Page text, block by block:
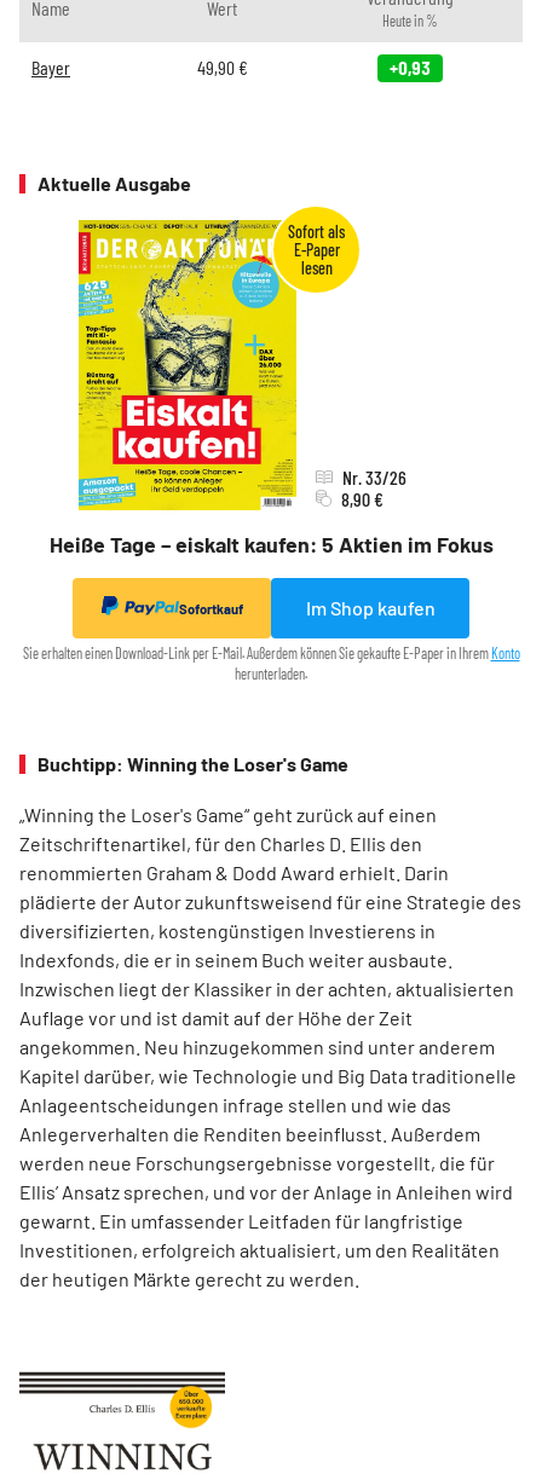
Name Wert
Heute in %
Bayer 49,90€ +0,93
Aktuelle Ausgabe
Heiße Tage – eiskalt kaufen: 5 Aktien im Fokus
Nr. 33/26
8,90 €
Sofortkauf Im Shop kaufen
Sie erhalten einen Download-Link per E-Mail. Außerdem können Sie gekaufte E-Paper in Ihrem Konto
herunterladen.
Buchtipp: Winning the Loser's Game
„Winning the Loser's Game“ geht zurück auf einen
Zeitschriftenartikel, für den Charles D. Ellis den
renommierten Graham & Dodd Award erhielt. Darin
plädierte der Autor zukunftsweisend für eine Strategie des
diversifizierten, kostengünstigen Investierens in
Indexfonds, die er in seinem Buch weiter ausbaute.
Inzwischen liegt der Klassiker in der achten, aktualisierten
Auflage vor und ist damit auf der Höhe der Zeit
angekommen. Neu hinzugekommen sind unter anderem
Kapitel darüber, wie Technologie und Big Data traditionelle
Anlageentscheidungen infrage stellen und wie das
Anlegerverhalten die Renditen beeinflusst. Außerdem
werden neue Forschungsergebnisse vorgestellt, die für
Ellis’ Ansatz sprechen, und vor der Anlage in Anleihen wird
gewarnt. Ein umfassender Leitfaden für langfristige
Investitionen, erfolgreich aktualisiert, um den Realitäten
der heutigen Märkte gerecht zu werden.